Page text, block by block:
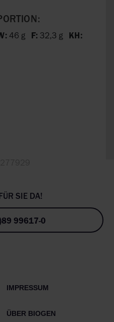
46 gF: 32,3 gKH:
99617-0
IMPRESSUM
ÜBER BIOGEN